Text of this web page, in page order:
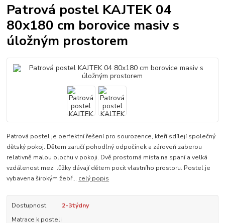
Patrová postel KAJTEK 04
80x180 cm borovice masiv s
úložným prostorem
Patrová postel je perfektní řešení pro sourozence, kteří sdílejí společný
dětský pokoj. Dětem zaručí pohodlný odpočinek a zároveň zaberou
relativně malou plochu v pokoji. Dvě prostorná místa na spaní a velká
vzdálenost mezi lůžky dávají dětem pocit vlastního prostoru. Postel je
vybavena širokým žebř... celý popis
Dostupnost
2-3týdny
Matrace k posteli